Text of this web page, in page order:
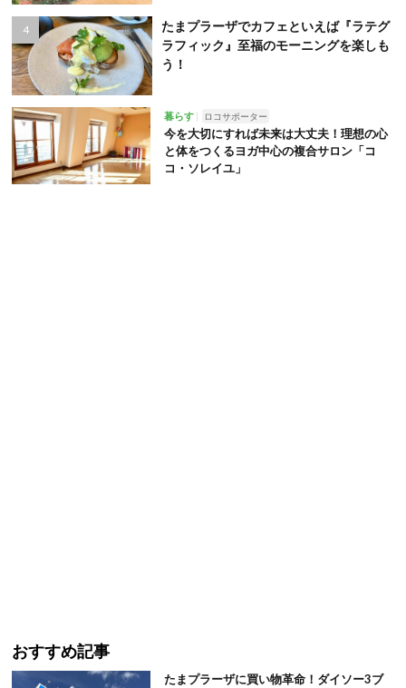
たまプラーザでカフェといえば『ラテグ
ラフィック』至福のモーニングを楽しも
う！
暮らす ロコサポーター
今を大切にすれば未来は大丈夫！理想の心
と体をつくるヨガ中心の複合サロン「コ
コ・ソレイユ」
おすすめ記事
たまプラーザに買い物革命！ダイソー3ブ